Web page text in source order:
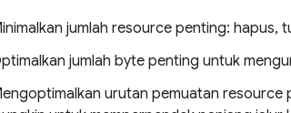
jumlah resource penting: hapus,
jumlah byte penting untuk
urutan pemuatan